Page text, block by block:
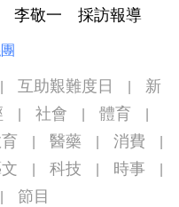
李敬一 採訪報導
互助艱難度日
新
社會 體育
醫藥 消費
科技 時事
節目